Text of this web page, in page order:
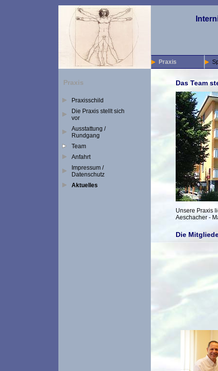
Praxis
Praxis
Praxisschild
Die Praxis stellt sich
vor
Ausstattung /
Rundgang
Team
Anfahrt
Impressum /
Datenschutz
Aktuelles
Das Team
Unsere Praxis
Aeschacher -
Die